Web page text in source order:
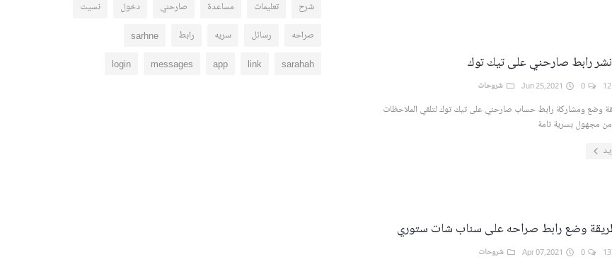
شرح تعليمات مساعدة صارحني دخول نسيت
صراحه رسائل سريه رابط sarhne
sarahah
link
app
messages
login رابط صارحني على تيك توك
شروحات
وضع ومشاركة رابط حساب صارحني على تيك توك لتلقي الملاحظات
من مجهول بسرية تامة
وضع رابط صراحه على سناب شات ستوري
شروحات